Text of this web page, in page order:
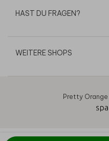
HAST DU FRAGEN?
WEITERE SHOPS
Pretty
AGB Datenschutz